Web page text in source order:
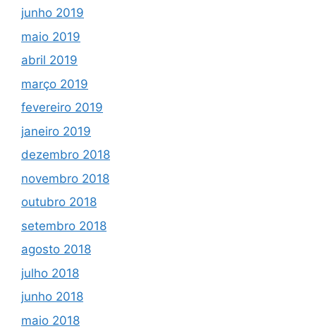
junho 2019
maio 2019
abril 2019
março 2019
fevereiro 2019
janeiro 2019
dezembro 2018
novembro 2018
outubro 2018
setembro 2018
agosto 2018
julho 2018
junho 2018
maio 2018